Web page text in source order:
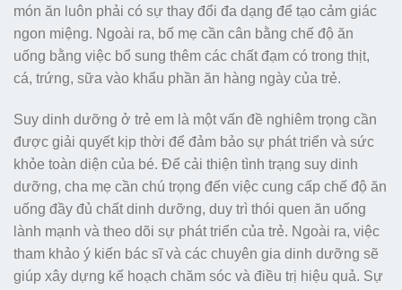
món ăn luôn phải có sự thay đổi đa dạng để tạo cảm giác
ngon miệng. Ngoài ra, bố mẹ cần cân bằng chế độ ăn
uống bằng việc bổ sung thêm các chất đạm có trong thịt,
cá, trứng, sữa vào khẩu phần ăn hàng ngày của trẻ.
Suy dinh dưỡng ở trẻ em là một vấn đề nghiêm trọng cần
được giải quyết kịp thời để đảm bảo sự phát triển và sức
khỏe toàn diện của bé. Để cải thiện tình trạng suy dinh
dưỡng, cha mẹ cần chú trọng đến việc cung cấp chế độ ăn
uống đầy đủ chất dinh dưỡng, duy trì thói quen ăn uống
lành mạnh và theo dõi sự phát triển của trẻ. Ngoài ra, việc
tham khảo ý kiến bác sĩ và các chuyên gia dinh dưỡng sẽ
giúp xây dựng kế hoạch chăm sóc và điều trị hiệu quả. Sự